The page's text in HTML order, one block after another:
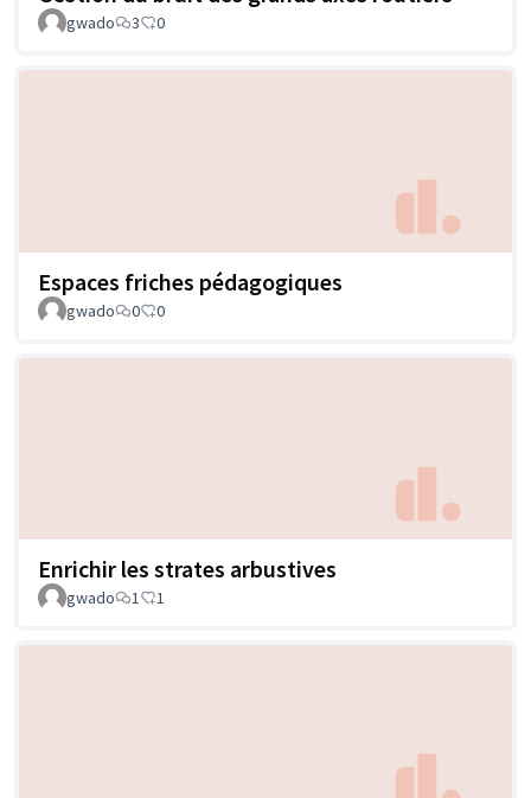
gwado 3 0
Espaces friches pédagogiques
gwado 0 0
Enrichir les strates arbustives
gwado 1 1